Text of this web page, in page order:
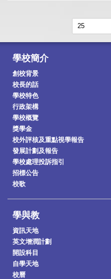
學校簡介
創校背景
校長的話
學校特色
行政架構
學校概覽
獎學金
校外評核及重點視學報告
發展計劃及報告
學校處理投訴指引
招標公告
校歌
學與教
資訊天地
英文增潤計劃
開設科目
自學天地
校曆